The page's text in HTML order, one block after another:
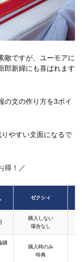
敵ですが、ユーモアに
郎新婦にも喜ばれます
の文の作り方を3ポイ
やすい文面になるで
得！／
ゼクシィ
購入しない
場合なし
購
購入時のみ
特典